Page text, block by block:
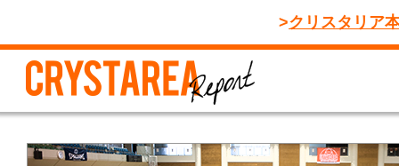
クリスタリア